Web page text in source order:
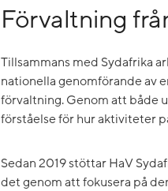
Förvaltning
Tillsammans med Sydafrika
nationella genomförande av
förvaltning. Genom att både
förståelse för hur aktiviteter
Sedan 2019 stöttar HaV
det genom att fokusera på